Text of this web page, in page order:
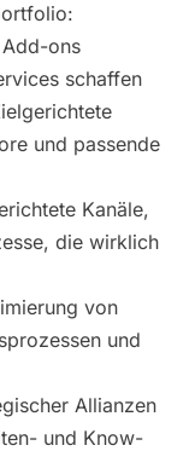
ons
schaffen
und passende
Kanäle,
die wirklich
von
und
Allianzen
und Know-